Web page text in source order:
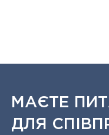
МАЄТЕ
ДЛЯ